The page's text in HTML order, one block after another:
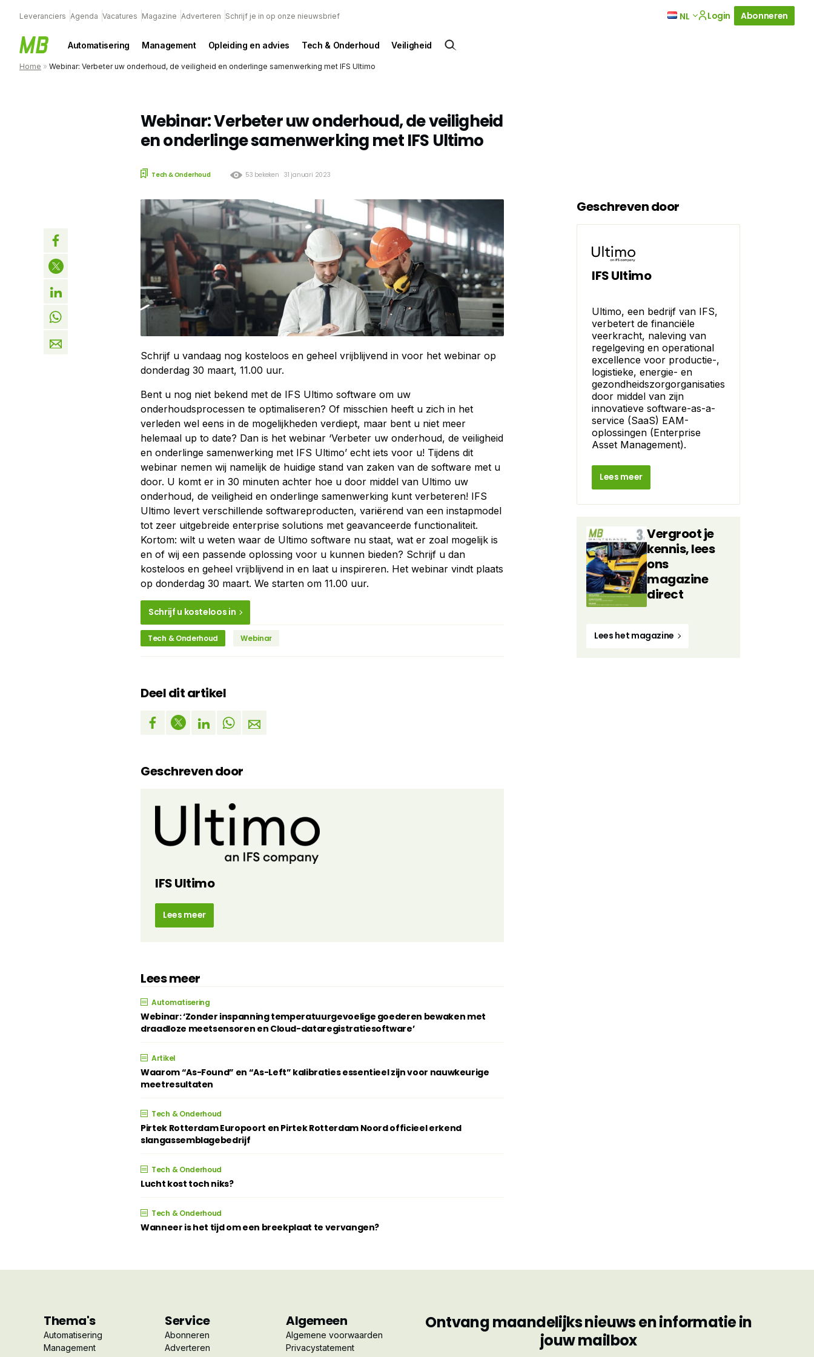
Leveranciers Agenda Vacatures Magazine Adverteren Schrijf je in op onze nieuwsbrief NL Login Abonneren
Automatisering Management Opleiding en advies Tech & Onderhoud Veiligheid
Home » Webinar: Verbeter uw onderhoud, de veiligheid en onderlinge samenwerking met IFS Ultimo
Webinar: Verbeter uw onderhoud, de veiligheid
en onderlinge samenwerking met IFS Ultimo
Tech & Onderhoud 53 bekeken 31 januari 2023
Schrijf u vandaag nog kosteloos en geheel vrijblijvend in voor het webinar op
donderdag 30 maart, 11.00 uur.
Bent u nog niet bekend met de IFS Ultimo software om uw
onderhoudsprocessen te optimaliseren? Of misschien heeft u zich in het
verleden wel eens in de mogelijkheden verdiept, maar bent u niet meer
helemaal up to date? Dan is het webinar ‘Verbeter uw onderhoud, de veiligheid
en onderlinge samenwerking met IFS Ultimo’ echt iets voor u! Tijdens dit
webinar nemen wij namelijk de huidige stand van zaken van de software met u
door. U komt er in 30 minuten achter hoe u door middel van Ultimo uw
onderhoud, de veiligheid en onderlinge samenwerking kunt verbeteren! IFS
Ultimo levert verschillende softwareproducten, variërend van een instapmodel
tot zeer uitgebreide enterprise solutions met geavanceerde functionaliteit.
Kortom: wilt u weten waar de Ultimo software nu staat, wat er zoal mogelijk is
en of wij een passende oplossing voor u kunnen bieden? Schrijf u dan
kosteloos en geheel vrijblijvend in en laat u inspireren. Het webinar vindt plaats
op donderdag 30 maart. We starten om 11.00 uur.
Schrijf u kosteloos in
Tech & Onderhoud Webinar
Deel dit artikel
Geschreven door
IFS Ultimo
Lees meer
Lees meer
Automatisering
Webinar: ‘Zonder inspanning temperatuurgevoelige goederen bewaken met
draadloze meetsensoren en Cloud-dataregistratiesoftware’
Artikel
Waarom “As-Found” en “As-Left” kalibraties essentieel zijn voor nauwkeurige
meetresultaten
Tech & Onderhoud
Pirtek Rotterdam Europoort en Pirtek Rotterdam Noord officieel erkend
slangassemblagebedrijf
Tech & Onderhoud
Lucht kost toch niks?
Tech & Onderhoud
Wanneer is het tijd om een breekplaat te vervangen?
Geschreven door
IFS Ultimo
Ultimo, een bedrijf van IFS,
verbetert de financiële
veerkracht, naleving van
regelgeving en operational
excellence voor productie-,
logistieke, energie- en
gezondheidszorgorganisaties
door middel van zijn
innovatieve software-as-a-
service (SaaS) EAM-
oplossingen (Enterprise
Asset Management).
Lees meer
Vergroot je
kennis, lees
ons
magazine
direct
Lees het magazine
Thema's
Automatisering
Management
Service
Abonneren
Adverteren
Algemeen
Algemene voorwaarden
Privacystatement
Ontvang maandelijks nieuws en informatie in
jouw mailbox